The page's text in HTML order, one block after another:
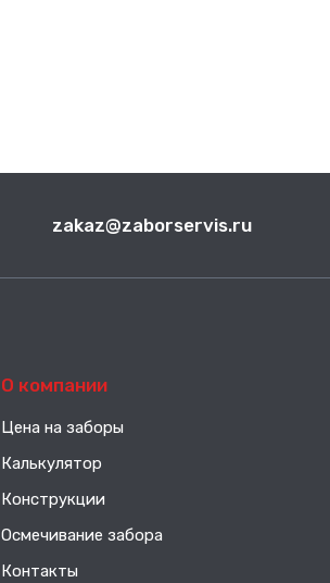
zakaz@zaborservis.ru
О компании
Цена на заборы
Калькулятор
Конструкции
Осмечивание забора
Контакты